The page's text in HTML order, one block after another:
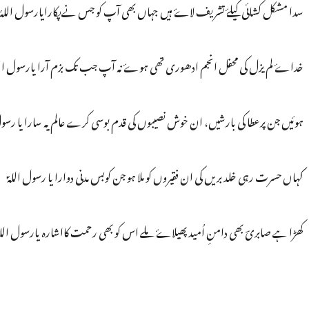
سدا مشکل کشائی کیلۓ تشریف لاۓ ہیں جہاں بھی آپ کو جس نےپکارایارسول اللہؐ
خداۓ لم یزل کی محفل انجم ادھوری تھی ہوۓ نہ آپ جب تک بزم آرا یارسول
ہوئیں جن پرعطا کی بارشیں، ان خوش نصیبوں کی قدم بوسی کرے عالم یہ سارا یا
کہاں حسرت رہی خلد بریں کی ان فقیروں کو ملا ہو جن کوبس مدنی دوارا یا رسول اللہؐ
کھڑا ہے صابریؔ بھی دامنِ اُمید پھیلاۓ ملے اس کو بھی رحمت کااشارہ یارسول